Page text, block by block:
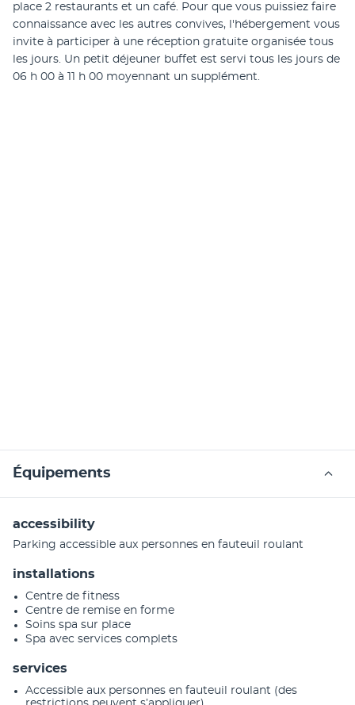
place 2 restaurants et un café. Pour que vous puissiez faire
connaissance avec les autres convives, l'hébergement vous
invite à participer à une réception gratuite organisée tous
les jours. Un petit déjeuner buffet est servi tous les jours de
06 h 00 à 11 h 00 moyennant un supplément.
Équipements
accessibility
Parking accessible aux personnes en fauteuil roulant
installations
Centre de fitness
Centre de remise en forme
Soins spa sur place
Spa avec services complets
services
Accessible aux personnes en fauteuil roulant (des